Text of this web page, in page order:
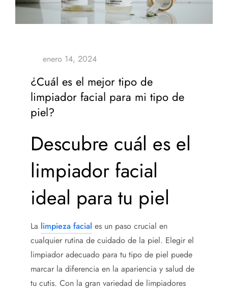
¿Cuál es el mejor tipo de
limpiador facial para mi tipo de
piel?
Descubre cuál es el
limpiador facial
ideal para tu piel
La limpieza facial es un paso crucial en
cualquier rutina de cuidado de la piel. Elegir el
limpiador adecuado para tu tipo de piel puede
marcar la diferencia en la apariencia y salud de
tu cutis. Con la gran variedad de limpiadores